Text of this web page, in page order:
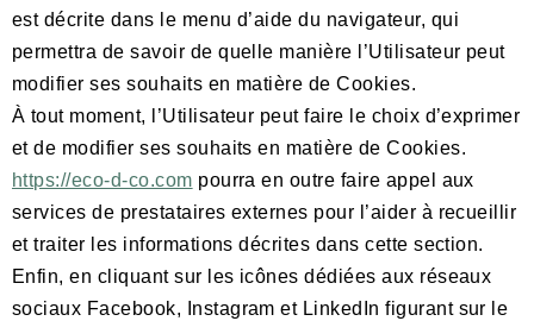
est décrite dans le menu d’aide du navigateur, qui
permettra de savoir de quelle manière l’Utilisateur peut
modifier ses souhaits en matière de Cookies.
À tout moment, l’Utilisateur peut faire le choix d’exprimer
et de modifier ses souhaits en matière de Cookies.
https://eco-d-co.com pourra en outre faire appel aux
services de prestataires externes pour l’aider à recueillir
et traiter les informations décrites dans cette section.
Enfin, en cliquant sur les icônes dédiées aux réseaux
sociaux Facebook, Instagram et LinkedIn figurant sur le